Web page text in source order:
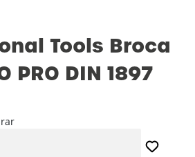
Tools Broca
PRO DIN 1897